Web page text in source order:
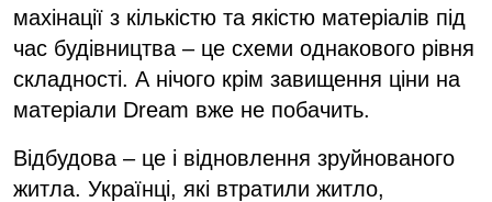
махінації з кількістю та якістю матеріалів під
час будівництва – це схеми однакового рівня
складності. А нічого крім завищення ціни на
матеріали Dream вже не побачить.
Відбудова – це і відновлення зруйнованого
житла. Українці, які втратили житло,